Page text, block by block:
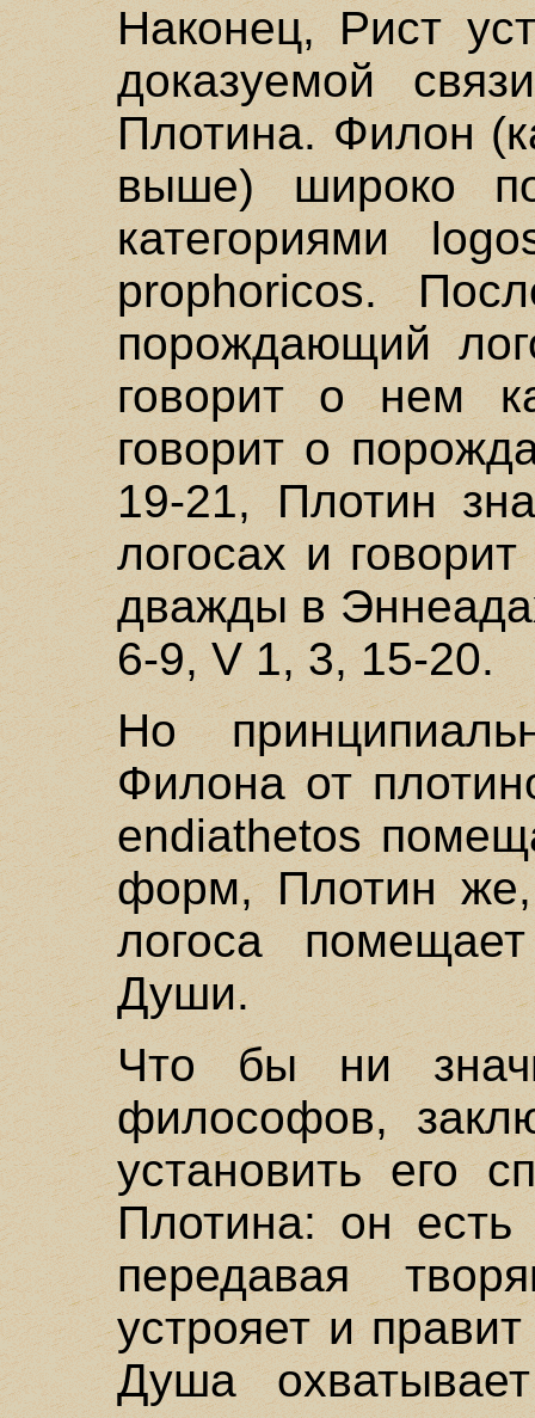
Наконец, Рист
доказуемой
Плотина. Филон
выше) широко
категориями
prophoricos.
порождающий
говорит о нем
говорит о
19-21, Плотин
логосах и
дважды в
6-9, V 1, 3, 15-20.
Но
Филона от
endiathetos
форм, Плотин же,
логоса
Души.
Что бы ни
философов,
установить его
Плотина: он
передавая
устрояет и
Душа